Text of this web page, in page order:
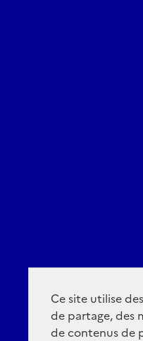
Ce site utilise
de partage, des
de contenus de